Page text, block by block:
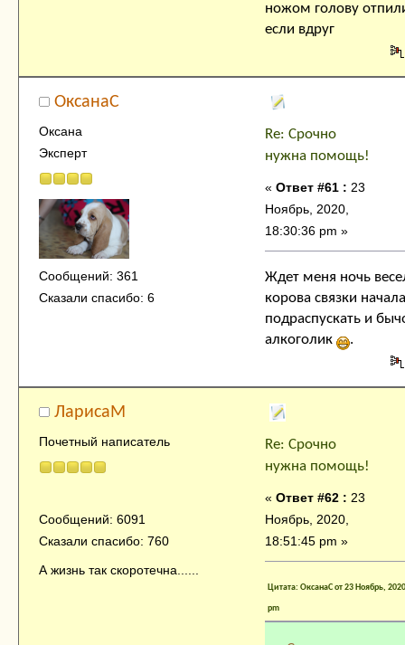
ножом голову
если вдруг
ОксанаC
Оксана
Эксперт
Сообщений: 361
Сказали спасибо: 6
Re: Срочно
нужна помощь!
« Ответ #61 : 23
Ноябрь, 2020,
18:30:36 pm »
Ждет меня ночь
корова связки начала
подраспускать и
алкоголик
.
ЛарисаМ
Почетный написатель
Сообщений: 6091
Сказали спасибо: 760
А жизнь так скоротечна......
Re: Срочно
нужна помощь!
« Ответ #62 : 23
Ноябрь, 2020,
18:51:45 pm »
Цитата: ОксанаC от 23 Ноябрь,
pm